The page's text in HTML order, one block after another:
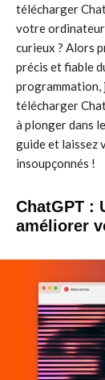
télécharger
votre
curieux ? Alors
précis et fiable
programmation,
télécharger
à plonger dans
guide et laissez
insoupçonnés !
ChatGPT :
améliorer